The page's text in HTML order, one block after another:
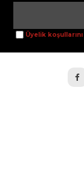
Üyelik koşullarını